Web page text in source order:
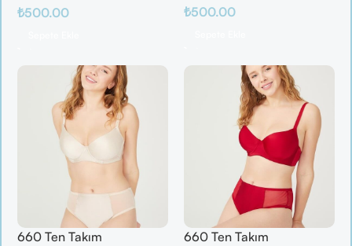
₺500.00 ₺500.00
660 Ten Takım 660 Ten Takım